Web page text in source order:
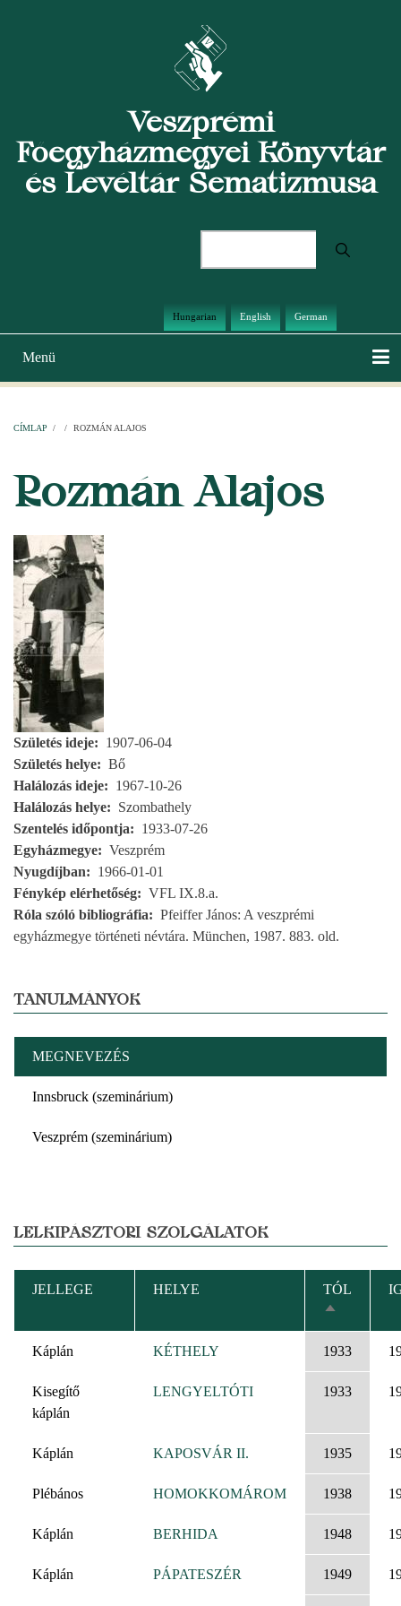
Veszprémi
Főegyházmegyei Könyvtár
és Levéltár Sematizmusa
Hungarian English German
Main
navigation
Menü
CÍMLAP / / ROZMÁN ALAJOS
Rozmán Alajos
Születés ideje
1907-06-04
Születés helye
Bő
Halálozás ideje
1967-10-26
Halálozás helye
Szombathely
Szentelés időpontja
1933-07-26
Egyházmegye
Veszprém
Nyugdíjban
1966-01-01
Fénykép elérhetőség
VFL IX.8.a.
Róla szóló bibliográfia
Pfeiffer János: A veszprémi
egyházmegye történeti névtára. München, 1987. 883. old.
TANULMÁNYOK
MEGNEVEZÉS
Innsbruck (szeminárium)
Veszprém (szeminárium)
LELKIPÁSZTORI SZOLGÁLATOK
JELLEGE HELYE
TÓL
RENDEZÉS
Káplán KÉTHELY 1933
Kisegítő
káplán
LENGYELTÓTI 1933
Káplán KAPOSVÁR II. 1935
Plébános HOMOKKOMÁROM 1938
Káplán BERHIDA 1948
Káplán PÁPATESZÉR 1949